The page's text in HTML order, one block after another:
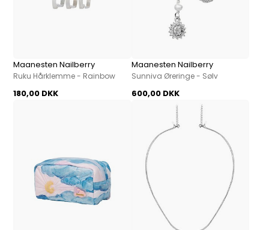
Maanesten Nailberry
Ruku Hårklemme - Rainbow
180,00 DKK
Maanesten Nailberry
Sunniva Øreringe - Sølv
600,00 DKK